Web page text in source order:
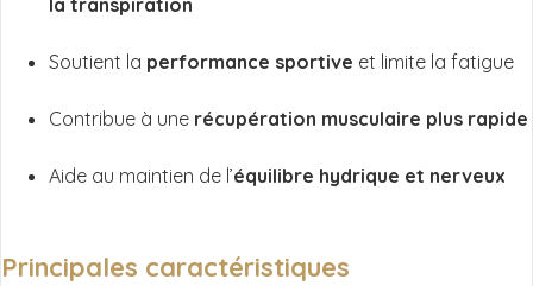
la transpiration
Soutient la performance sportive et limite la fatigue
Contribue à une récupération musculaire plus rapide
Aide au maintien de l’équilibre hydrique et nerveux
Principales caractéristiques